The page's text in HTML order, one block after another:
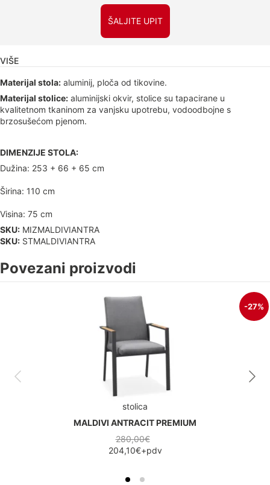
ŠALJITE UPIT
VIŠE
Materijal stola: aluminij, ploča od tikovine.
Materijal stolice: aluminijski okvir, stolice su tapacirane u
kvalitetnom tkaninom za vanjsku upotrebu, vodoodbojne s
brzosušećom pjenom.
DIMENZIJE STOLA:
Dužina: 253 + 66 + 65 cm
Širina: 110 cm
Visina: 75 cm
SKU: MIZMALDIVIANTRA
SKU: STMALDIVIANTRA
Povezani proizvodi
-27%
stolica
MALDIVI ANTRACIT PREMIUM
280,00€
204,10€+pdv